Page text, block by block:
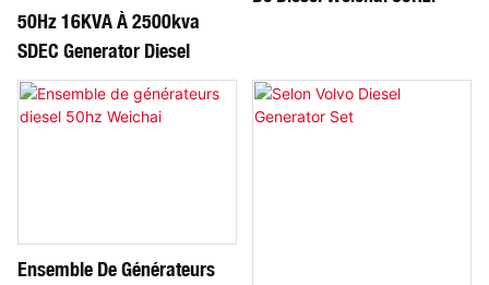
50Hz 16KVA À 2500kva
SDEC Generator Diesel
Ensemble De Générateurs